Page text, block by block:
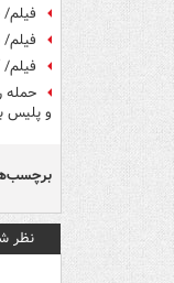
حمله
و پلیس
نظر